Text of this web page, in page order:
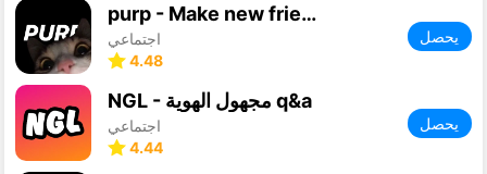
purp - Make new friends
اجتماعي
4.48
يحصل
NGL - مجهول الهوية q&a
اجتماعي
4.44
يحصل